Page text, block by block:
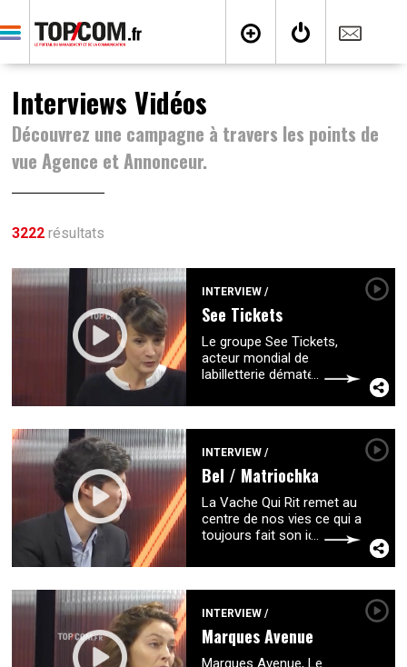
Interviews Vidéos
Découvrez une campagne à travers les points de
vue Agence et Annonceur.
3222 résultats
INTERVIEW/
See Tickets
Le groupe See Tickets,
acteur mondial de
labilletterie dématérialisée
Village, regroupe
INTERVIEW/
Bel / Matriochka
La Vache Qui Rit remet au
centre de nos vies ce qui a
toujours fait son identité :
est toujours meilleur de
INTERVIEW/
Marques Avenue
Marques Avenue, Le